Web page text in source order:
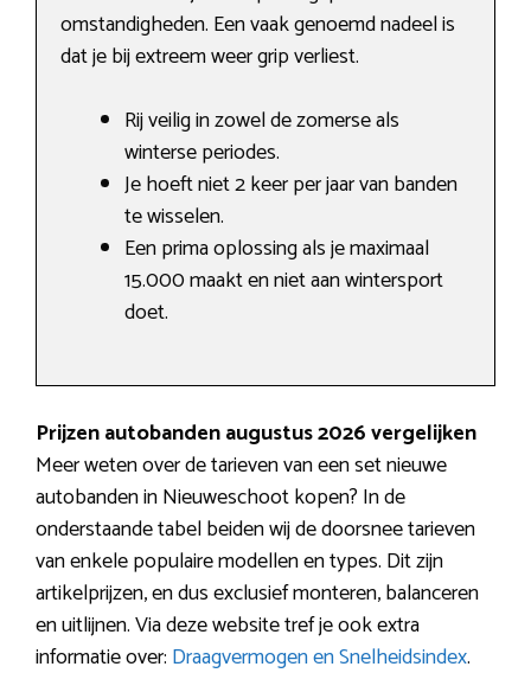
omstandigheden. Een vaak genoemd nadeel is
dat je bij extreem weer grip verliest.
Rij veilig in zowel de zomerse als
winterse periodes.
Je hoeft niet 2 keer per jaar van banden
te wisselen.
Een prima oplossing als je maximaal
15.000 maakt en niet aan wintersport
doet.
Prijzen autobanden augustus 2026 vergelijken
Meer weten over de tarieven van een set nieuwe
autobanden in Nieuweschoot kopen? In de
onderstaande tabel beiden wij de doorsnee tarieven
van enkele populaire modellen en types. Dit zijn
artikelprijzen, en dus exclusief monteren, balanceren
en uitlijnen. Via deze website tref je ook extra
informatie over: Draagvermogen en Snelheidsindex.